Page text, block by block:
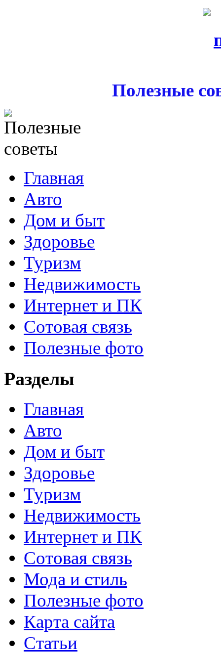
Полезные
Главная
Авто
Дом и быт
Здоровье
Туризм
Недвижимость
Интернет и ПК
Сотовая связь
Полезные фото
Разделы
Главная
Авто
Дом и быт
Здоровье
Туризм
Недвижимость
Интернет и ПК
Сотовая связь
Мода и стиль
Полезные фото
Карта сайта
Статьи